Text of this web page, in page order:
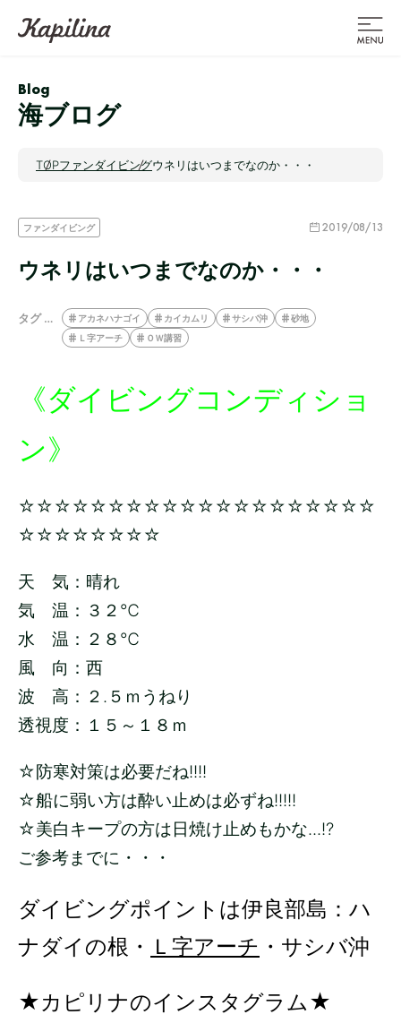
Blog
海ブログ
TOPファンダイビングウネリはいつまでなのか・・・
ファンダイビング 2019/08/13
ウネリはいつまでなのか・・・
タグ … アカネハナゴイ カイカムリ サシバ沖
砂地
Ｌ字アーチ
ＯＷ講習
《ダイビングコンディショ
ン》
☆☆☆☆☆☆☆☆☆☆☆☆☆☆☆☆☆☆☆☆
☆☆☆☆☆☆☆☆
天 気：晴れ
気 温：３２ ℃
水 温：２８ ℃
風 向：西
波 高：２.５ｍうねり
透視度：１５～１８ｍ
☆防寒対策は必要だね!!!!
☆船に弱い方は酔い止めは必ずね!!!!!
☆美白キープの方は日焼け止めもかな...!?
ご参考までに・・・
ダイビングポイントは伊良部島：ハ
ナダイの根・ Ｌ字アーチ ・サシバ沖
★カピリナのインスタグラム★